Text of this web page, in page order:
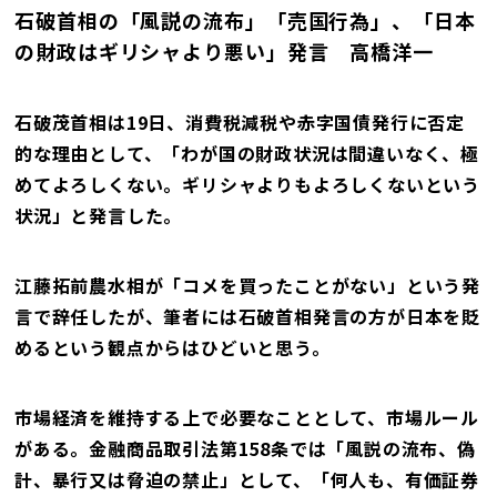
石破首相の「風説の流布」「売国行為」、「日本
の財政はギリシャより悪い」発言 高橋洋一
石破茂首相は19日、消費税減税や赤字国債発行に否定
的な理由として、「わが国の財政状況は間違いなく、極
めてよろしくない。ギリシャよりもよろしくないという
状況」と発言した。
江藤拓前農水相が「コメを買ったことがない」という発
言で辞任したが、筆者には石破首相発言の方が日本を貶
めるという観点からはひどいと思う。
市場経済を維持する上で必要なこととして、市場ルール
がある。金融商品取引法第158条では「風説の流布、偽
計、暴行又は脅迫の禁止」として、「何人も、有価証券